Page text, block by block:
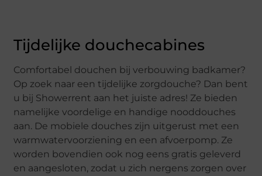
Tijdelijke douchecabines
Comfortabel douchen bij verbouwing badkamer?
Op zoek naar een tijdelijke zorgdouche? Dan bent
u bij Showerrent aan het juiste adres! Ze bieden
namelijke voordelige en handige nooddouches
aan. De mobiele douches zijn uitgerust met een
warmwatervoorziening en een afvoerpomp. Ze
worden bovendien ook nog eens gratis geleverd
en aangesloten, zodat u zich nergens zorgen over